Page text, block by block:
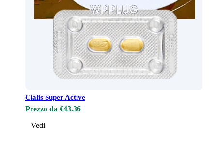
Cialis Super Active
Prezzo da €43.36
Vedi